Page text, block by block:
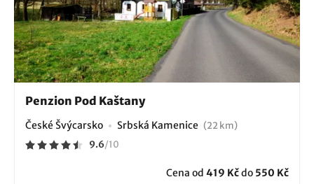
Penzion Pod Kaštany
České Švýcarsko Srbská Kamenice (22 km)
9.6/10
Cena od 419 Kčdo 550 Kč